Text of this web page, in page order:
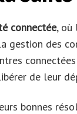
connectée, où
gestion des
de leur
bonnes